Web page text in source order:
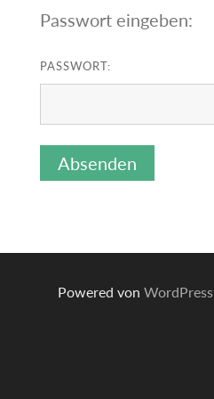
Passwort eingeben:
PASSWORT:
Powered von WordPress